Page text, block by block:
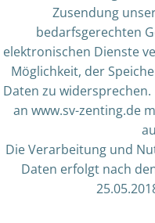
Zusendung
bedarfsgerechten
elektronischen Dienste
Möglichkeit, der
Daten zu widersprechen.
an www.sv-zenting.de
Die Verarbeitung und
Daten erfolgt nach